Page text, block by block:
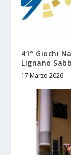
41° Giochi
Lignano
17 Marzo 2026